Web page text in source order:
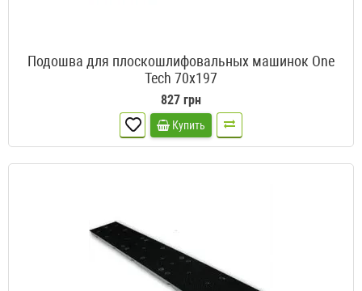
Подошва для плоскошлифовальных машинок One
Tech 70x197
827 грн
Купить